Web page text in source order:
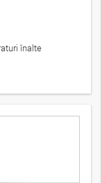
înalte